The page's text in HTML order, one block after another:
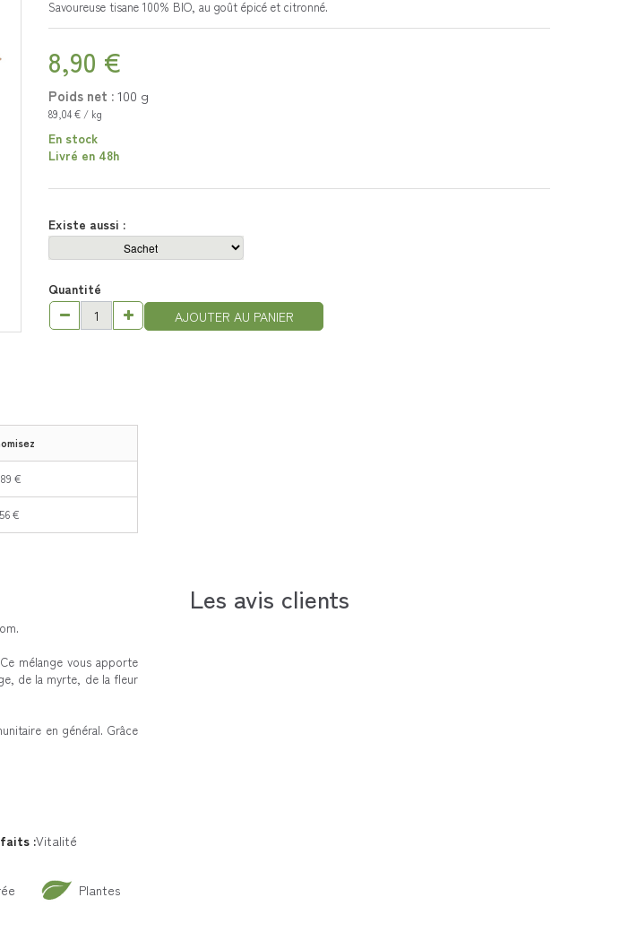
Savoureuse tisane 100% BIO, au goût épicé et citronné.
8,90 €
Poids net :100 g
89,04 € / kg
En stock
Livré en 48h
Existe aussi :
Quantité
AJOUTER AU PANIER
€
€
mélange vous apporte
de la myrte, de la fleur
en général. Grâce
Les avis clients
:Vitalité
Plantes